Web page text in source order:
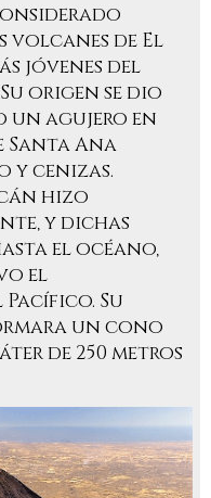
volcanes de El
jóvenes del
origen se dio
un agujero en
Santa Ana
y cenizas.
hizo
y dichas
el océano,
el
Su
un cono
de 250 metros